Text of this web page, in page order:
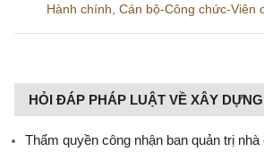
Hành chính Cán bộ-Công chức-Viên
HỎI ĐÁP PHÁP LUẬT VỀ XÂY DỰNG
Thẩm quyền công nhận ban quản trị